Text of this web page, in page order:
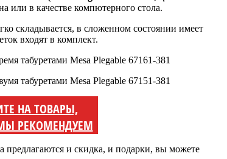
или в качестве компютерного стола.
складывается, в сложенном состоянии имеет
входят в комплект.
НА ТОВАРЫ,
РЕКОМЕНДУЕМ
предлагаются и скидка, и подарки, вы можете